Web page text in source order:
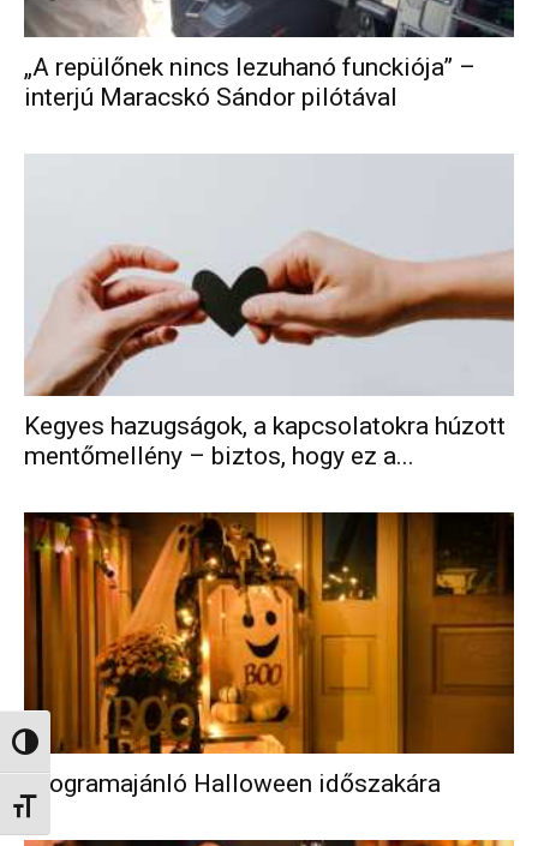
Nagy kontraszt váltása
Betűméret váltása
„A repülőnek nincs lezuhanó funckiója” –
interjú Maracskó Sándor pilótával
Kegyes hazugságok, a kapcsolatokra húzott
mentőmellény – biztos, hogy ez a...
Programajánló Halloween időszakára